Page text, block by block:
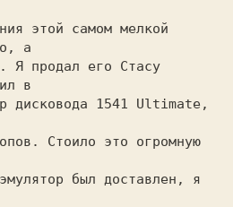
этой самом мелкой
а
Я продал его Стасу
в
дисковода 1541 Ultimate,
Стоило это огромную
был доставлен, я